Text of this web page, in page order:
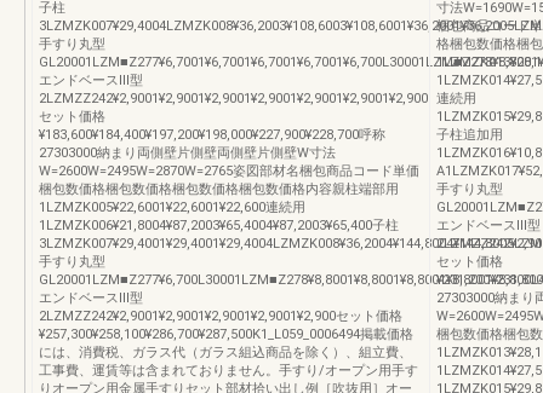
子柱
手すり丸型
エンドベースⅢ型
2LZMZZ242¥2,9001¥2,9001¥2,9001¥2,9001¥2,9001¥2,9001¥2,900
セット価格
¥183,600¥184,400¥197,200¥198,000¥227,900¥228,700呼称
27303000納まり両側壁片側壁両側壁片側壁W寸法
W=2600W=2495W=2870W=2765姿図部材名梱包商品コード単価
梱包数価格梱包数価格梱包数価格梱包数価格内容親柱端部用
1LZMZK005¥22,6001¥22,6001¥22,600連続用
1LZMZK006¥21,8004¥87,2003¥65,4004¥87,2003¥65,400子柱
手すり丸型
エンドベースⅢ型
2LZMZZ242¥2,9001¥2,9001¥2,9001¥2,9001¥2,900セット価格
¥257,300¥258,100¥286,700¥287,500K1_L059_0006494掲載価格
には、消費税、ガラス代（ガラス組込商品を除く）、組立費、
工事費、運賃等は含まれておりません。手すり/オープン用手す
りオープン用金属手すりセット部材拾い出し例［吹抜用］オー
寸法
梱包商品コード
格梱包数価格梱
連続用
子柱追加用
手すり丸型
エンドベースⅢ型
セット価格
27303000納まり
梱包数価格梱包